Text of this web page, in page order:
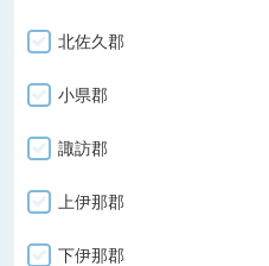
北佐久郡
小県郡
諏訪郡
上伊那郡
下伊那郡